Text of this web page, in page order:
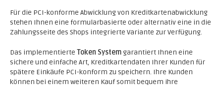
Für die PCI-konforme Abwicklung von Kreditkartenabwicklung
stehen Ihnen eine formularbasierte oder alternativ eine in die
Zahlungsseite des Shops integrierte Variante zur Verfügung.
Das implementierte Token Systemgarantiert Ihnen eine
sichere und einfache Art, Kreditkartendaten Ihrer Kunden für
spätere Einkäufe PCI-konform zu speichern. Ihre Kunden
können bei einem weiteren Kauf somit bequem ihre